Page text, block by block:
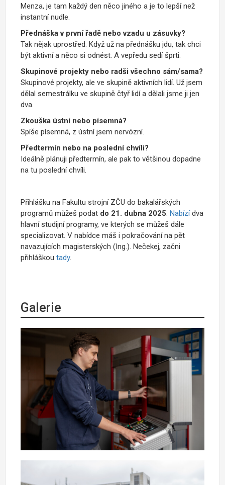
Menza, je tam každý den něco jiného a je to lepší než
instantní nudle.
Přednáška v první řadě nebo vzadu u zásuvky?
Tak nějak uprostřed. Když už na přednášku jdu, tak chci
být aktivní a něco si odnést. A vepředu sedí šprti.
Skupinové projekty nebo radši všechno sám/sama?
Skupinové projekty, ale ve skupině aktivních lidí. Už jsem
dělal semestrálku ve skupině čtyř lidí a dělali jsme ji jen
dva.
Zkouška ústní nebo písemná?
Spíše písemná, z ústní jsem nervózní.
Předtermín nebo na poslední chvíli?
Ideálně plánuji předtermín, ale pak to většinou dopadne
na tu poslední chvíli.
Přihlášku na Fakultu strojní ZČU do bakalářských
programů můžeš podat do 21. dubna 2025. Nabízídva
hlavní studijní programy, ve kterých se můžeš dále
specializovat. V nabídce máš i pokračování na pět
navazujících magisterských (Ing.). Nečekej, začni
přihláškou tady.
Galerie